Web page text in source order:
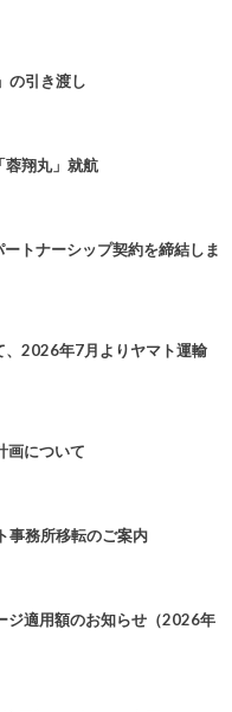
の引き渡し
蓉翔丸」就航
トナーシップ契約を締結しま
、2026年7月よりヤマト運輸
画について
事務所移転のご案内
ジ適用額のお知らせ（2026年